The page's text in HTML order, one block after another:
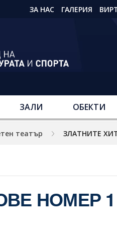
ЗА НАС ГАЛЕРИЯ
ЗАЛИ ОБЕКТИ
театър ЗЛАТНИТЕ
НОМЕР